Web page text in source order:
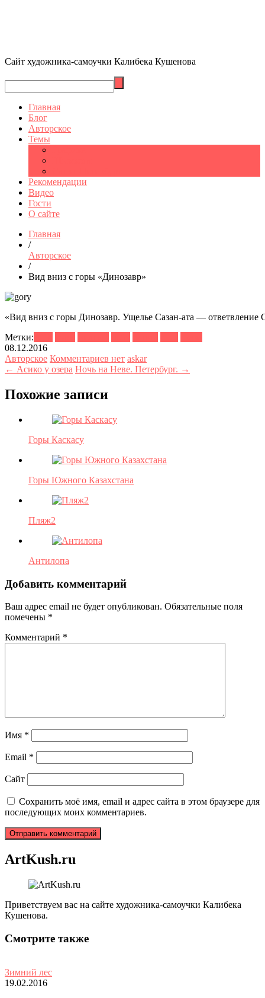
Сайт художника-самоучки Калибека Кушенова
Главная
Блог
Авторское
Темы
Рекомендации
Видео
Гости
О сайте
Главная
/
Авторское
/
Вид вниз с горы «Динозавр»
«Вид вниз с горы Динозавр. Ущелье Сазан-ата —
Метки:
08.12.2016
Авторское Комментариев нет askar
← Асико у озера Ночь на Неве. Петербург. →
Похожие записи
Горы Каскасу
Горы Южного Казахстана
Пляж2
Антилопа
Добавить комментарий
Ваш адрес email не будет опубликован. Обязательные поля
помечены *
Комментарий *
Имя *
Email *
Сайт
Сохранить моё имя, email и адрес сайта в этом браузере для
последующих моих комментариев.
ArtKush.ru
Приветствуем вас на сайте художника-самоучки Калибека
Кушенова.
Смотрите также
Зимний лес
19.02.2016